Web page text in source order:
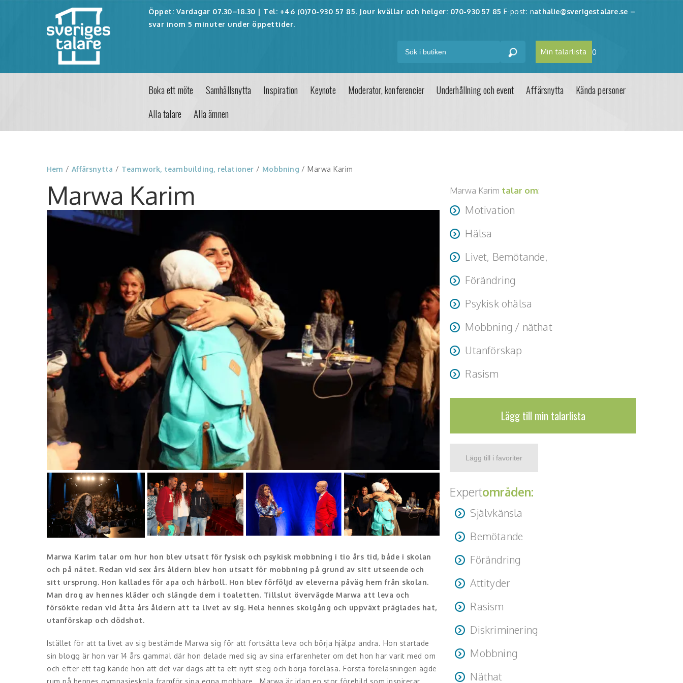
Öppet: Vardagar 07.30–18.30 | Tel: +46 (0)70-930 57 85. Jour kvällar och helger: 070-930 57 85 E-post: nathalie@sverigestalare.se –
svar inom 5 minuter under öppettider.
Min talarlista 0
Boka ett möte Samhällsnytta Inspiration Keynote Moderator, konferencier Underhållning och event Affärsnytta
Kända personer
Alla talare
Alla ämnen
Hem /Affärsnytta / Teamwork, teambuilding, relationer / Mobbning / Marwa Karim
Marwa Karim
Marwa Karim talar om hur hon blev utsatt för fysisk och psykisk mobbning i tio års tid, både i skolan
och på nätet. Redan vid sex års åldern blev hon utsatt för mobbning på grund av sitt utseende och
sitt ursprung. Hon kallades för apa och hårboll. Hon blev förföljd av eleverna påväg hem från skolan.
Man drog av hennes kläder och slängde dem i toaletten. Tillslut övervägde Marwa att leva och
försökte redan vid åtta års åldern att ta livet av sig. Hela hennes skolgång och uppväxt präglades hat,
utanförskap och dödshot.
Istället för att ta livet av sig bestämde Marwa sig för att fortsätta leva och börja hjälpa andra. Hon startade
sin blogg är hon var 14 års gammal där hon delade med sig av sina erfarenheter om det hon har varit med om
och efter ett tag kände hon att det var dags att ta ett nytt steg och börja föreläsa. Första föreläsningen ägde
rum på hennes gymnasieskola framför sina egna mobbare. Marwa är idag en stor förebild som inspirerar
Marwa Karim talar om:
Motivation
Hälsa
Livet, Bemötande,
Förändring
Psykisk ohälsa
Mobbning / näthat
Utanförskap
Rasism
Lägg till min talarlista
Expertområden:
Självkänsla
Bemötande
Förändring
Attityder
Rasism
Diskriminering
Mobbning
Näthat